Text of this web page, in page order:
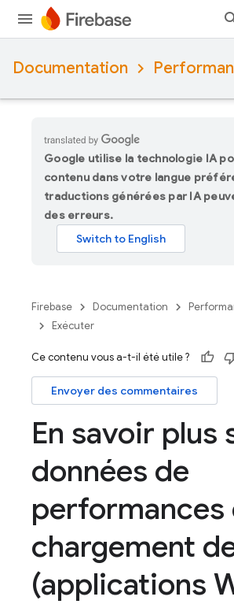
Documentation
Google utilise la technologie IA
contenu dans votre langue
traductions générées par IA
des erreurs.
Firebase Documentation
Exécuter
Ce contenu vous a-t-il été utile ?
Envoyer des commentaires
En savoir plus
données de
performances
chargement
(applications